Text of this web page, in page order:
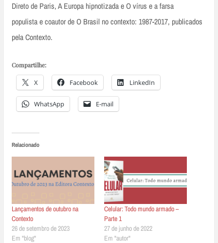
Direto de Paris, A Europa hipnotizada e O vírus e a farsa
populista e coautor de O Brasil no contexto: 1987-2017, publicados
pela Contexto.
Compartilhe:
X Facebook LinkedIn
WhatsApp E-mail
Relacionado
Lançamentos de outubro na
Contexto
26 de setembro de 2023
Em "blog"
Celular: Todo mundo armado –
Parte 1
27 de junho de 2022
Em "autor"